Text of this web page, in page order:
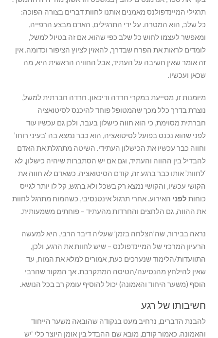
תרגילי המיינדפולנס מאמנים אותנו לחוות דברים בצורה הפוכה:
כל שלב, הוא המטרה. על ידי התרגילים, האדם מבצע הרפייה,
ומאפשר לעצמו לחוש כל שלב כפי שהוא. אם זה בטיול למשל,
לומדים לראות את הפרח שבדרך, להאזין לציוץ הציפור וכדומה. אין
זה אומר שאין חשיבה על העתיד, אבל החוויה הראשית היא, מה
שכאן ועכשיו.
מיומנות זו, מסייעת במקרי חרדה ודיכאון. חרדה חברתית למשל,
נוצרת בדרך כלל מכך שהמטופל פוחד להיכנס לסיטואציה
חברתית מסוימת, כי הוא חווה כישלון בעבר, ולכן גם עכשיו עוד
לפני שהוא נכנס בפועל לסיטואציה, הוא כבר נמצא בה ‘בעיני רוחו’
וחווה כבר עכשיו את הכישלון העתידי. השיטה מתרגלת את האדם
להבדיל בין ההווה והעתיד, וגם אם יש הסתברות שיהיה כישלון, לא
‘לחוות’ אותו כבר ברגע זה, קודם הסיטואציה. כשאדם לא חווה את
הקושי עכשיו, והקושי נמצא רק בשכל ולא ברגש, קל לו יותר לגייס
כוחות לפני האירוע. אחרי תרגול אינטנסיבי, כשהמוח מתרגל לחוות
את ההווה, גם הלחצים והחרדות מהעתיד – פוחתים משמעותית.
נראה בבירור, שה’הצלחה בזמן’ שעליה דיבר הרבי, היא למעשה
הרעיון המרכזי של המיינדפולנס – שיש לחוות את הרגע, ולכן,
התוועדות/הלימוד שנערכים כעת, אמורים למלא את המוח, עד
שאין להילחץ מהנסיעה/הטיסה המתקרבת. אך המקור שהרבי
הוסף (משער היחוד והאמונה) יכול להוסיף עומק רב בכל הנושא.
חשיבותו של רגע
להבנת הדברים, נרחיב מעט בנקודה שהובאה משער הייחוד
והאמונה. כאמור קודם, מובא שם ההבדל בין אומן היוצר כלי ‘יש